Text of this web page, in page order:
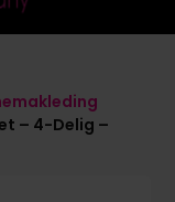
– 4-Delig –